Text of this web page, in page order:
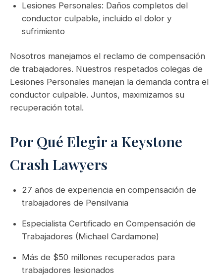
Lesiones Personales: Daños completos del
conductor culpable, incluido el dolor y
sufrimiento
Nosotros manejamos el reclamo de compensación
de trabajadores. Nuestros respetados colegas de
Lesiones Personales manejan la demanda contra el
conductor culpable. Juntos, maximizamos su
recuperación total.
Por Qué Elegir a Keystone
Crash Lawyers
27 años de experiencia en compensación de
trabajadores de Pensilvania
Especialista Certificado en Compensación de
Trabajadores (Michael Cardamone)
Más de $50 millones recuperados para
trabajadores lesionados